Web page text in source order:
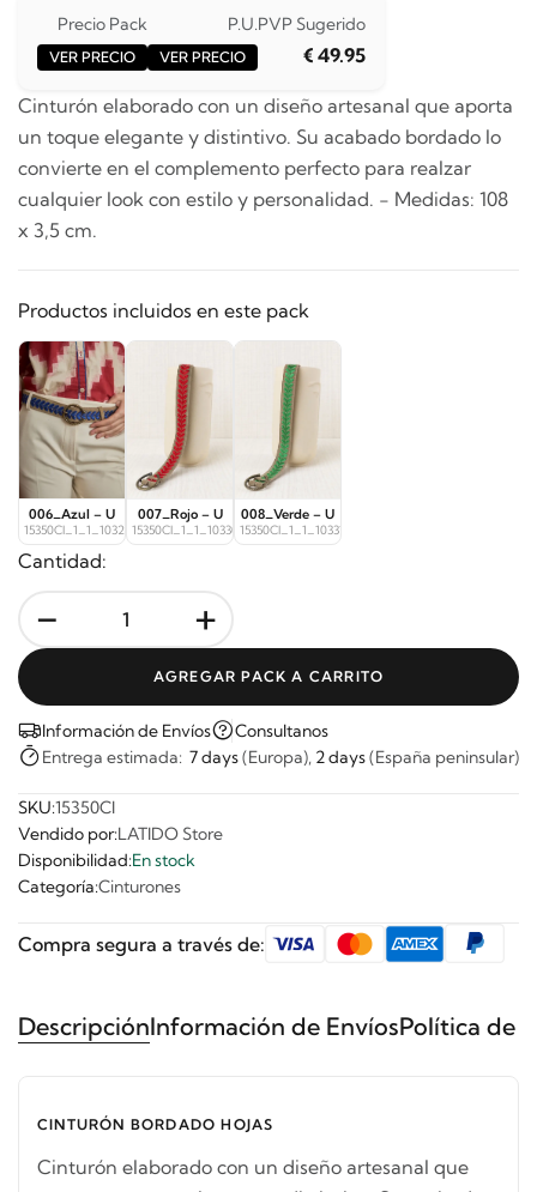
Precio Pack
VER PRECIO
P.U.
VER PRECIO
PVP Sugerido
€ 49.95
Cinturón elaborado con un diseño artesanal que aporta
un toque elegante y distintivo. Su acabado bordado lo
convierte en el complemento perfecto para realzar
cualquier look con estilo y personalidad. - Medidas: 108
x 3,5 cm.
Productos incluidos en este pack
006_Azul – U
15350CI_1_1_10329
007_Rojo – U
15350CI_1_1_10330
008_Verde – U
15350CI_1_1_10331
Cantidad:
- +
AGREGAR PACK A CARRITO
Información de Envíos
Consultanos
Entrega estimada: 7 days(Europa), 2 days(España peninsular)
SKU:15350CI
Vendido por:LATIDO Store
Disponibilidad:En stock
Categoría:Cinturones
Compra segura a través de:
DescripciónInformación de EnvíosPolítica de
CINTURÓN BORDADO HOJAS
Cinturón elaborado con un diseño artesanal que